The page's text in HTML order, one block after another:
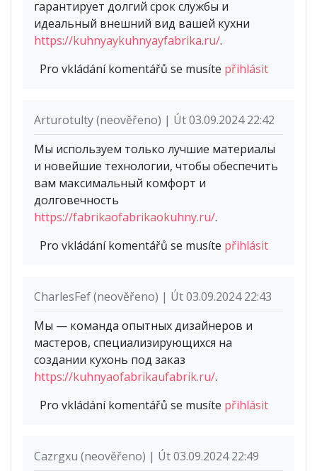
гарантирует долгий срок службы и
идеальный внешний вид вашей кухни
https://kuhnyaykuhnyayfabrika.ru/.
Pro vkládání komentářů se musíte přihlásit
Arturotulty (neověřeno) | Út 03.09.2024 22:42
Мы используем только лучшие материалы
и новейшие технологии, чтобы обеспечить
вам максимальный комфорт и
долговечность
https://fabrikaofabrikaokuhny.ru/.
Pro vkládání komentářů se musíte přihlásit
CharlesFef (neověřeno) | Út 03.09.2024 22:43
Мы — команда опытных дизайнеров и
мастеров, специализирующихся на
создании кухонь под заказ
https://kuhnyaofabrikaufabrik.ru/.
Pro vkládání komentářů se musíte přihlásit
Cazrgxu (neověřeno) | Út 03.09.2024 22:49